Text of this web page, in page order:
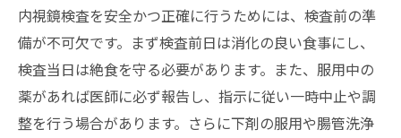
内視鏡検査を安全かつ正確に行うためには、検査前の準
備が不可欠です。まず検査前日は消化の良い食事にし、
検査当日は絶食を守る必要があります。また、服用中の
薬があれば医師に必ず報告し、指示に従い一時中止や調
整を行う場合があります。さらに下剤の服用や腸管洗浄